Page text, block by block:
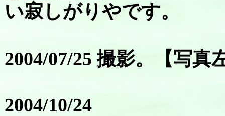
い寂しがりやです。
2004/07/25 撮影。【写真
2004/10/24